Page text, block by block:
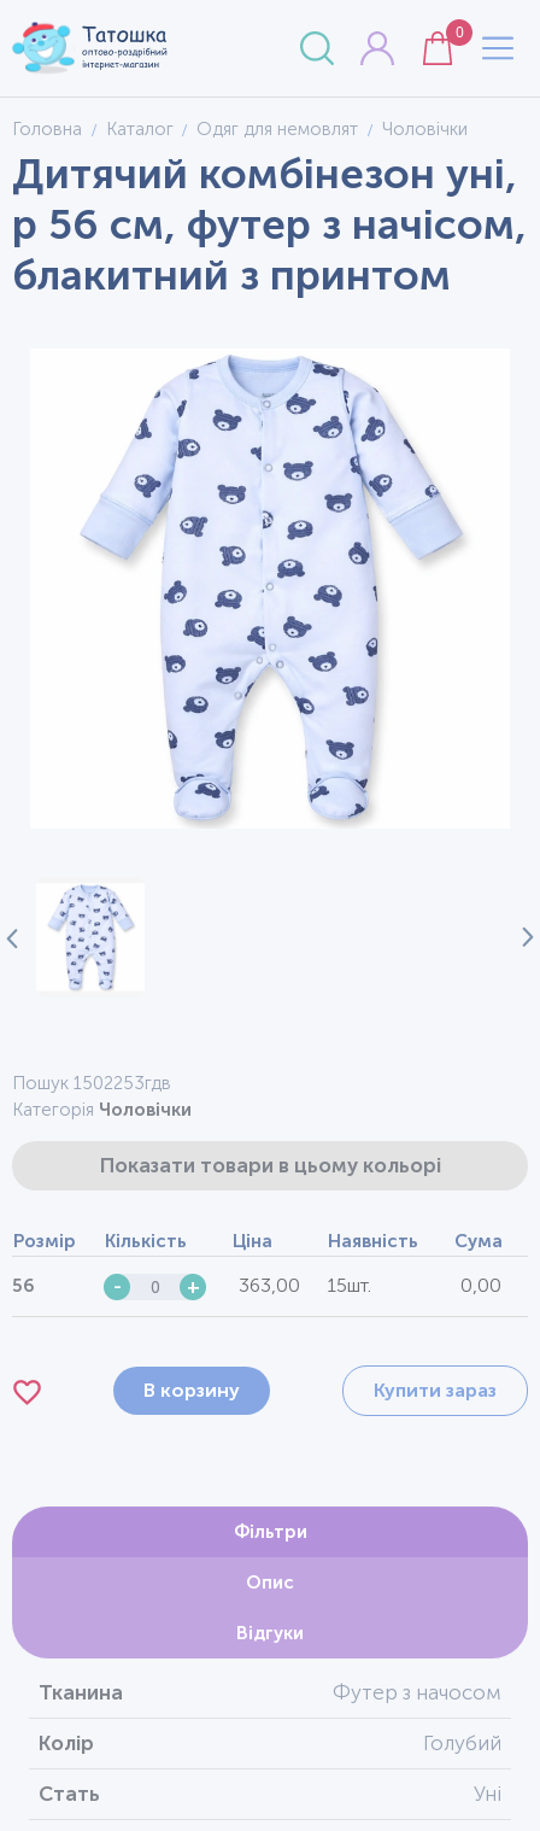
0
Головна Каталог Одяг для немовлят Чоловічки
Дитячий комбінезон уні,
р 56 см, футер з начісом,
блакитний з принтом
Пошук 1502253гдв
Категорія Чоловічки
Показати товари в цьому кольорі
Розмір Кількість Ціна Наявність Сума
56 - + 363,00 15шт. 0,00
В корзину Купити зараз
Фільтри
Опис
Відгуки
Тканина Футер з начосом
Колір Голубий
Стать Уні